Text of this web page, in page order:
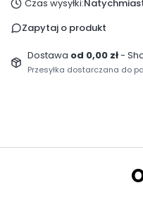
Czas wysyłki:
Zapytaj o produkt
Dostawa od 0,00 zł-
Przesyłka dostarczana do